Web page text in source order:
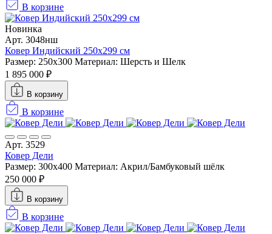
В корзине
Новинка
Арт. 3048нш
Ковер Индийский 250x299 см
Размер: 250x300 Материал: Шерсть и Шелк
1 895 000 ₽
В корзину
В корзине
Арт. 3529
Ковер Дели
Размер: 300х400 Материал: Акрил/Бамбуковый шёлк
250 000 ₽
В корзину
В корзине